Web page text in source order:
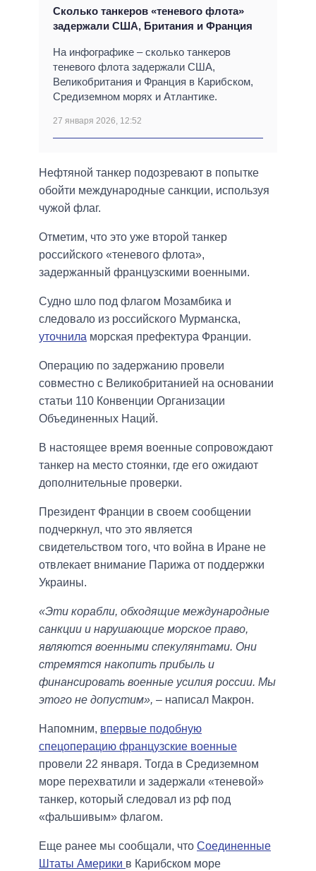
Сколько танкеров «теневого флота»
задержали США, Британия и Франция
На инфографике – сколько танкеров
теневого флота задержали США,
Великобритания и Франция в Карибском,
Средиземном морях и Атлантике.
27 января 2026, 12:52
Нефтяной танкер подозревают в попытке
обойти международные санкции, используя
чужой флаг.
Отметим, что это уже второй танкер
российского «теневого флота»,
задержанный французскими военными.
Судно шло под флагом Мозамбика и
следовало из российского Мурманска,
уточнила морская префектура Франции.
Операцию по задержанию провели
совместно с Великобританией на основании
статьи 110 Конвенции Организации
Объединенных Наций.
В настоящее время военные сопровождают
танкер на место стоянки, где его ожидают
дополнительные проверки.
Президент Франции в своем сообщении
подчеркнул, что это является
свидетельством того, что война в Иране не
отвлекает внимание Парижа от поддержки
Украины.
«Эти корабли, обходящие международные
санкции и нарушающие морское право,
являются военными спекулянтами. Они
стремятся накопить прибыль и
финансировать военные усилия россии. Мы
этого не допустим», – написал Макрон.
Напомним, впервые подобную
спецоперацию французские военные
провели 22 января. Тогда в Средиземном
море перехватили и задержали «теневой»
танкер, который следовал из рф под
«фальшивым» флагом.
Еще ранее мы сообщали, что Соединенные
Штаты Америки в Карибском море